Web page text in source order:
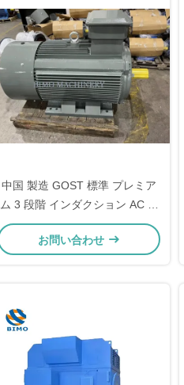
中国 製造 GOST 標準 プレミア
ム 3 段階 インダクション AC モ
ーター
お問い合わせ